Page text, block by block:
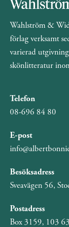
Wahlström &
förlag verksamt
varierad
skönlitteratur
Telefon
08-696 84 80
E-post
Besöksadress
Sveavägen 56,
Postadress
Box 3159, 103